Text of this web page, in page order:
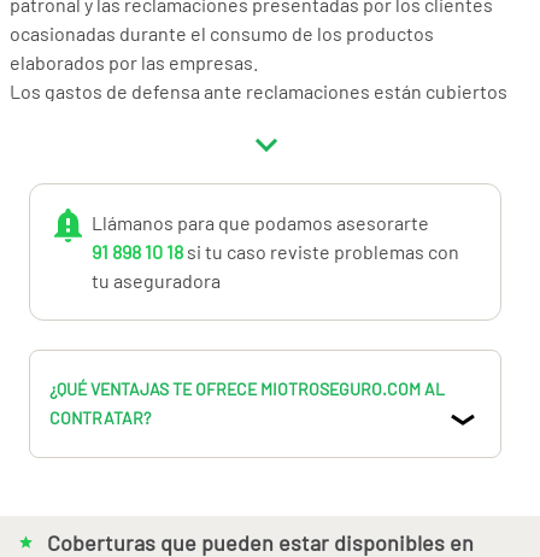
ocasionadas durante el consumo de los productos
elaborados por las empresas.
Los gastos de defensa ante reclamaciones están cubiertos
Consulta el producto y si tienes dudas, llámanos al
91.898.10.18 o ainfo@miotroseguro.com.Nos gustará
Llámanos para que podamos asesorarte
91 898 10 18 si tu caso reviste problemas con
tu aseguradora
¿QUÉ VENTAJAS TE OFRECE MIOTROSEGURO.COM AL
CONTRATAR?
Coberturas que pueden estar disponibles en